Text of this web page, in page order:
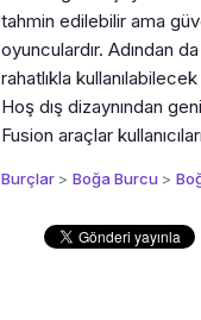
tahmin edilebilir ama
oyunculardır. Adından
rahatlıkla
Hoş dış dizaynından
Fusion araçlar
Burçlar > Boğa Burcu >